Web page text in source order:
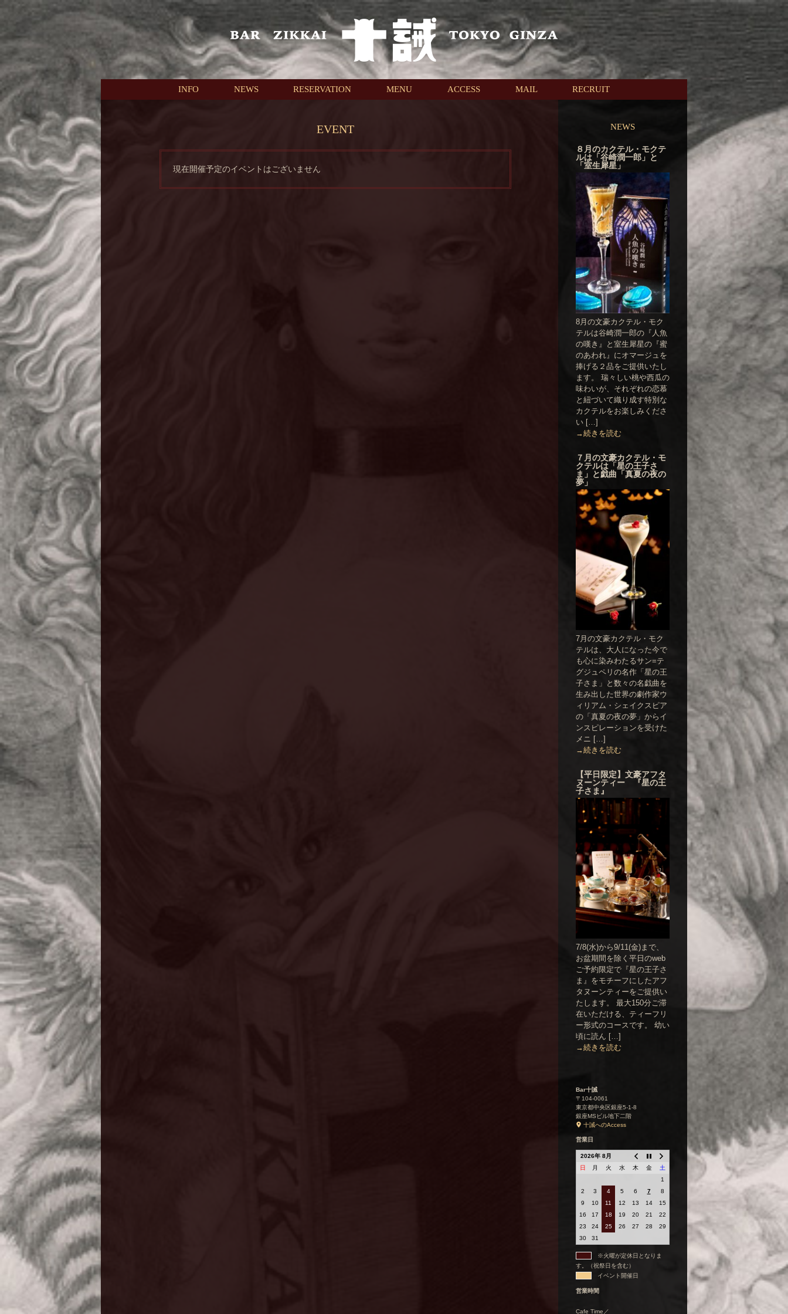
本文へスキップ
INFO NEWS RESERVATION MENU ACCESS MAIL RECRUIT
EVENT
現在開催予定のイベントはございません
NEWS
８月のカクテル・モクテ
ルは「谷崎潤一郎」と
「室生犀星」
8月の文豪カクテル・モク
テルは谷崎潤一郎の『人魚
の嘆き』と室生犀星の『蜜
のあわれ』にオマージュを
捧げる２品をご提供いたし
ます。 瑞々しい桃や西瓜の
味わいが、それぞれの恋慕
と紐づいて織り成す特別な
カクテルをお楽しみくださ
い […]
→続きを読む
７月の文豪カクテル・モ
クテルは「星の王子さ
ま」と戯曲「真夏の夜の
夢」
7月の文豪カクテル・モク
テルは、大人になった今で
も心に染みわたるサン=テ
グジュペリの名作「星の王
子さま」と数々の名戯曲を
生み出した世界の劇作家ウ
ィリアム・シェイクスピア
の「真夏の夜の夢」からイ
ンスピレーションを受けた
メニ […]
→続きを読む
【平日限定】文豪アフタ
ヌーンティー 『星の王
子さま』
7/8(水)から9/11(金)まで、
お盆期間を除く平日のweb
ご予約限定で『星の王子さ
ま』をモチーフにしたアフ
タヌーンティーをご提供い
たします。 最大150分ご滞
在いただける、ティーフリ
ー形式のコースです。 幼い
頃に読ん […]
→続きを読む
Bar十誡
〒104-0061
東京都中央区銀座5-1-8
銀座MSビル地下二階
十誡へのAccess
営業日
2026年 8月
日
月 火 水 木 金
土
1
2
3 4 5 6 7
8
9
10 11 12 13 14
15
16
17 18 19 20 21
22
23
24 25 26 27 28
29
30
31
※火曜が定休日となりま
す。（祝祭日を含む）
イベント開催日
営業時間
Cafe Time／